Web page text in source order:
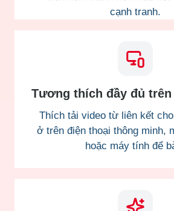
cạnh tranh.
Tương thích đầy đủ
Thích tải video từ liên kết
ở trên điện thoại thông minh,
hoặc máy tính để